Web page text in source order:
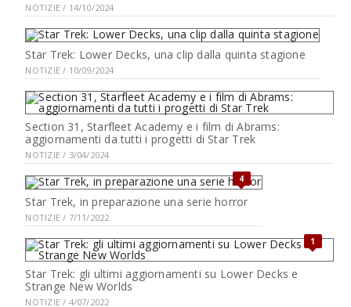
NOTIZIE / 14/10/2024
Star Trek: Lower Decks, una clip dalla quinta stagione
NOTIZIE / 10/09/2024
Section 31, Starfleet Academy e i film di Abrams:
aggiornamenti da tutti i progetti di Star Trek
NOTIZIE / 3/04/2024
4
Star Trek, in preparazione una serie horror
NOTIZIE / 7/11/2022
1
Star Trek: gli ultimi aggiornamenti su Lower Decks e
Strange New Worlds
NOTIZIE / 4/07/2022